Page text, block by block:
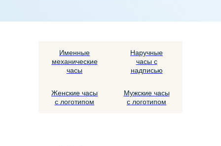
Именные
механические
часы
Наручные
часы с
надписью
Женские часы
с логотипом
Мужские часы
с логотипом